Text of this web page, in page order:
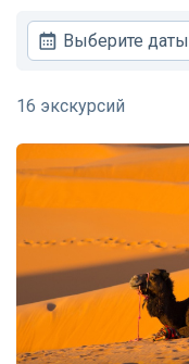
Выберите даты